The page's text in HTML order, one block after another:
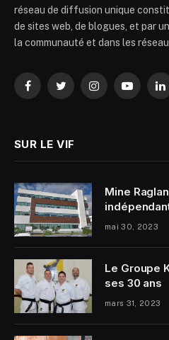
réseau de diffusion unique
de sites web, de blogues, et par
la communauté et dans les
FacebookTwitterInstagramYouTube
SUR LE VIF
Mine
mai 30, 2023
Le Groupe
ses 30 ans
mars 31, 2023